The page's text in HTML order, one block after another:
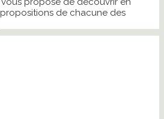
de chacune des